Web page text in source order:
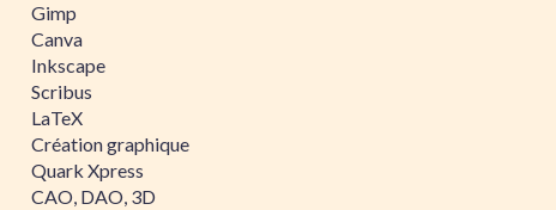
Gimp
Canva
Inkscape
Scribus
LaTeX
Création graphique
Quark Xpress
CAO, DAO, 3D